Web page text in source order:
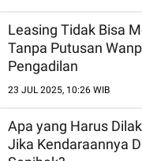
Leasing Tidak Bisa
Tanpa Putusan
Pengadilan
23 JUL 2025, 10:26 WIB
Apa yang Harus
Jika Kendaraannya